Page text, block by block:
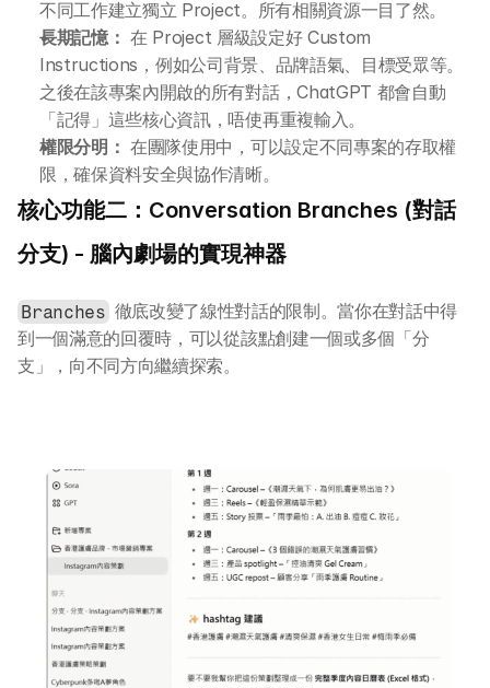
不同工作建立獨立 Project。所有相關資源一目了然。
長期記憶： 在 Project 層級設定好 Custom
Instructions，例如公司背景、品牌語氣、目標受眾等。
之後在該專案內開啟的所有對話，ChatGPT 都會自動
「記得」這些核心資訊，唔使再重複輸入。
權限分明： 在團隊使用中，可以設定不同專案的存取權
限，確保資料安全與協作清晰。
核心功能二：Conversation Branches (對話
分支) - 腦內劇場的實現神器
Branches 徹底改變了線性對話的限制。當你在對話中得
到一個滿意的回覆時，可以從該點創建一個或多個「分
支」，向不同方向繼續探索。